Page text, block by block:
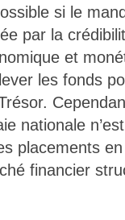
si le
par la
et
les fonds
nationale
placements en
financier